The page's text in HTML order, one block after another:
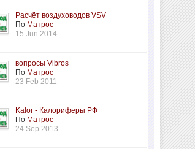
Расчёт воздуховодов VSV
По Матрос
15 Jun 2014
вопросы Vibros
По Матрос
23 Feb 2011
Kalor - Калориферы РФ
По Матрос
24 Sep 2013